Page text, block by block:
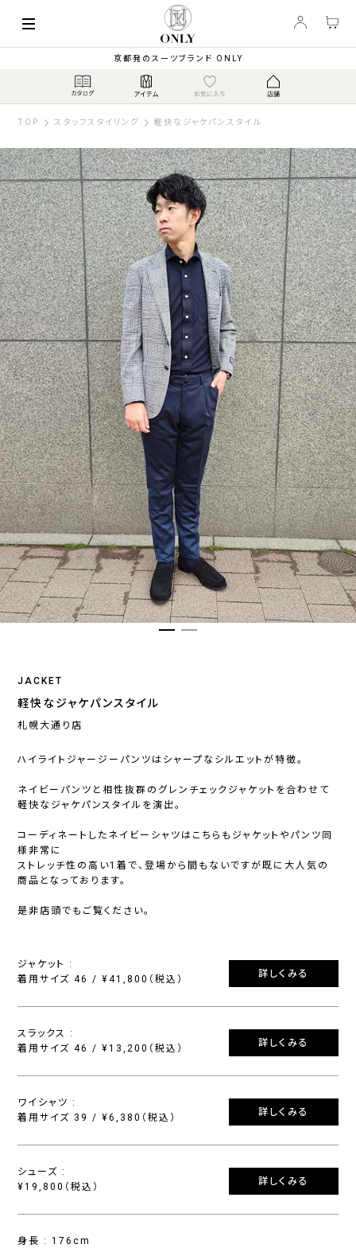
京都発のスーツブランド ONLY
TOP スタッフスタイリング 軽快なジャケパンスタイル
JACKET
軽快なジャケパンスタイル
札幌大通り店
ハイライトジャージーパンツはシャープなシルエットが特徴。
ネイビーパンツと相性抜群のグレンチェックジャケットを合わせて
軽快なジャケパンスタイルを演出。
コーディネートしたネイビーシャツはこちらもジャケットやパンツ同
様非常に
ストレッチ性の高い1着で、登場から間もないですが既に大人気の
商品となっております。
是非店頭でもご覧ください。
ジャケット :
着用サイズ 46 / ¥41,800（税込）
詳しくみる
スラックス :
着用サイズ 46 / ¥13,200（税込）
詳しくみる
ワイシャツ :
着用サイズ 39 / ¥6,380（税込）
詳しくみる
シューズ :
¥19,800（税込）
詳しくみる
身長 : 176cm